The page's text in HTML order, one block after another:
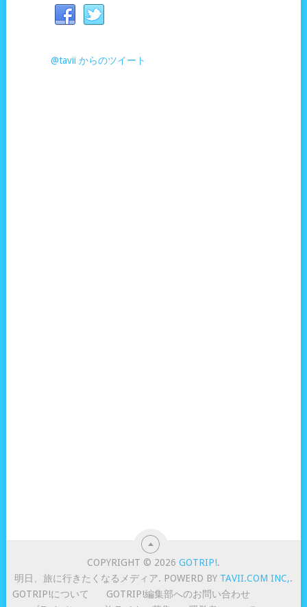
@tavii からのツイート
COPYRIGHT © 2026GOTRIP!.
明日、旅に行きたくなるメディア. POWERD BY TAVII.COM INC,.
GOTRIP!について
GOTRIP!編集部へのお問い合わせ